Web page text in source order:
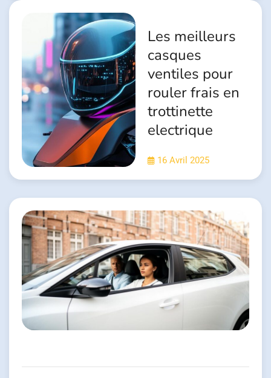
Les meilleurs
casques
ventiles pour
rouler frais en
trottinette
electrique
16 Avril 2025